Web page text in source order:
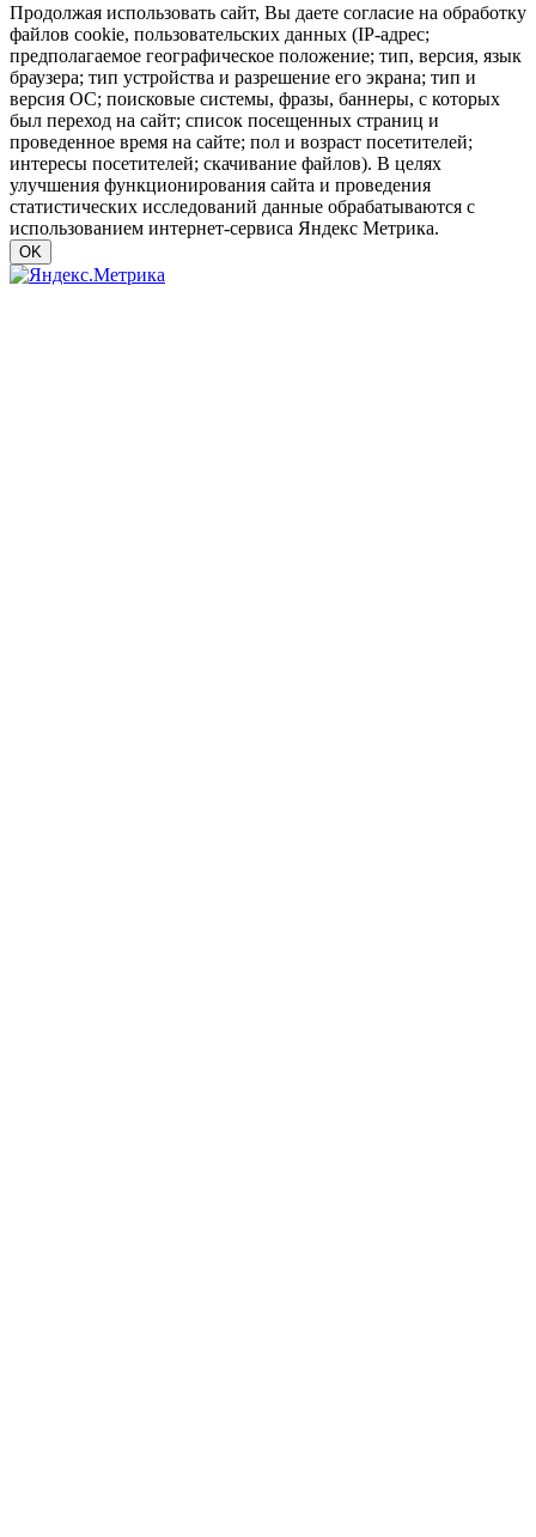
Продолжая использовать сайт, Вы даете согласие на обработку
файлов cookie, пользовательских данных (IP-адрес;
предполагаемое географическое положение; тип, версия, язык
браузера; тип устройства и разрешение его экрана; тип и
версия ОС; поисковые системы, фразы, баннеры, с которых
был переход на сайт; список посещенных страниц и
проведенное время на сайте; пол и возраст посетителей;
интересы посетителей; скачивание файлов). В целях
улучшения функционирования сайта и проведения
статистических исследований данные обрабатываются с
использованием интернет-сервиса Яндекс Метрика.
OK